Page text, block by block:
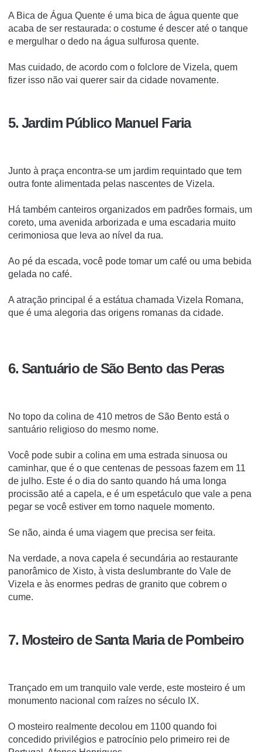
A Bica de Água Quente é uma bica de água quente que
acaba de ser restaurada: o costume é descer até o tanque
e mergulhar o dedo na água sulfurosa quente.
Mas cuidado, de acordo com o folclore de Vizela, quem
fizer isso não vai querer sair da cidade novamente.
5. Jardim Público Manuel Faria
Junto à praça encontra-se um jardim requintado que tem
outra fonte alimentada pelas nascentes de Vizela.
Há também canteiros organizados em padrões formais, um
coreto, uma avenida arborizada e uma escadaria muito
cerimoniosa que leva ao nível da rua.
Ao pé da escada, você pode tomar um café ou uma bebida
gelada no café.
A atração principal é a estátua chamada Vizela Romana,
que é uma alegoria das origens romanas da cidade.
6. Santuário de São Bento das Peras
No topo da colina de 410 metros de São Bento está o
santuário religioso do mesmo nome.
Você pode subir a colina em uma estrada sinuosa ou
caminhar, que é o que centenas de pessoas fazem em 11
de julho. Este é o dia do santo quando há uma longa
procissão até a capela, e é um espetáculo que vale a pena
pegar se você estiver em torno naquele momento.
Se não, ainda é uma viagem que precisa ser feita.
Na verdade, a nova capela é secundária ao restaurante
panorâmico de Xisto, à vista deslumbrante do Vale de
Vizela e às enormes pedras de granito que cobrem o
cume.
7. Mosteiro de Santa Maria de Pombeiro
Trançado em um tranquilo vale verde, este mosteiro é um
monumento nacional com raízes no século IX.
O mosteiro realmente decolou em 1100 quando foi
concedido privilégios e patrocínio pelo primeiro rei de